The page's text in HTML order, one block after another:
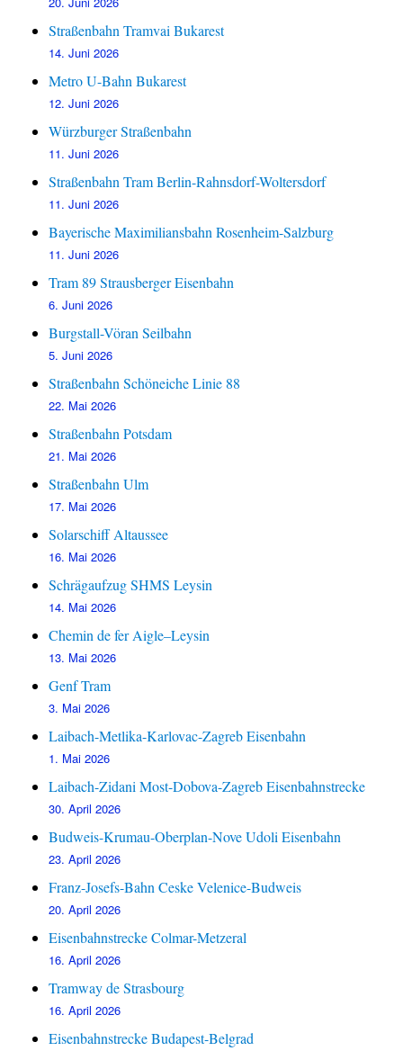
Straßenbahn Tramvai Bukarest
14. Juni 2026
Metro U-Bahn Bukarest
12. Juni 2026
Würzburger Straßenbahn
11. Juni 2026
Straßenbahn Tram Berlin-Rahnsdorf-Woltersdorf
11. Juni 2026
Bayerische Maximiliansbahn Rosenheim-Salzburg
11. Juni 2026
Tram 89 Strausberger Eisenbahn
6. Juni 2026
Burgstall-Vöran Seilbahn
5. Juni 2026
Straßenbahn Schöneiche Linie 88
22. Mai 2026
Straßenbahn Potsdam
21. Mai 2026
Straßenbahn Ulm
17. Mai 2026
Solarschiff Altaussee
16. Mai 2026
Schrägaufzug SHMS Leysin
14. Mai 2026
Chemin de fer Aigle–Leysin
13. Mai 2026
Genf Tram
3. Mai 2026
Laibach-Metlika-Karlovac-Zagreb Eisenbahn
1. Mai 2026
Laibach-Zidani Most-Dobova-Zagreb Eisenbahnstrecke
30. April 2026
Budweis-Krumau-Oberplan-Nove Udoli Eisenbahn
23. April 2026
Franz-Josefs-Bahn Ceske Velenice-Budweis
20. April 2026
Eisenbahnstrecke Colmar-Metzeral
16. April 2026
Tramway de Strasbourg
16. April 2026
Eisenbahnstrecke Budapest-Belgrad